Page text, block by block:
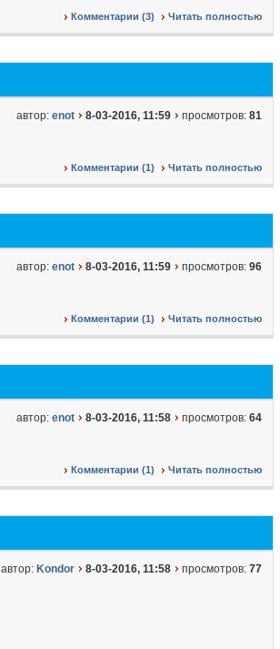
Комментарии (3) Читать полностью
автор: enot 8-03-2016, 11:59 просмотров: 81
Комментарии (1) Читать полностью
автор: enot 8-03-2016, 11:59 просмотров: 96
Комментарии (1) Читать полностью
автор: enot 8-03-2016, 11:58 просмотров: 64
Комментарии (1) Читать полностью
автор: Kondor 8-03-2016, 11:58 просмотров: 77